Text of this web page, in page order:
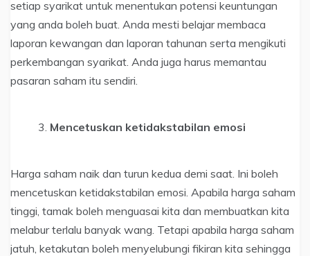
setiap syarikat untuk menentukan potensi keuntungan
yang anda boleh buat. Anda mesti belajar membaca
laporan kewangan dan laporan tahunan serta mengikuti
perkembangan syarikat. Anda juga harus memantau
pasaran saham itu sendiri.
Mencetuskan ketidakstabilan emosi
Harga saham naik dan turun kedua demi saat. Ini boleh
mencetuskan ketidakstabilan emosi. Apabila harga saham
tinggi, tamak boleh menguasai kita dan membuatkan kita
melabur terlalu banyak wang. Tetapi apabila harga saham
jatuh, ketakutan boleh menyelubungi fikiran kita sehingga